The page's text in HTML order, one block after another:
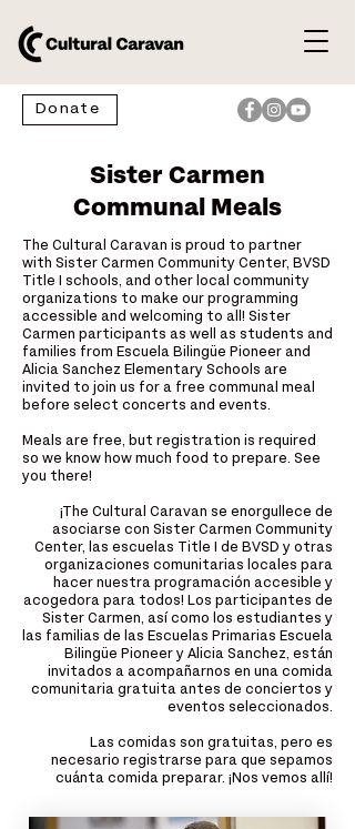
Donate
Sister Carmen
Communal Meals
The Cultural Caravan is proud to partner
with Sister Carmen Community Center, BVSD
Title I schools, and other local community
organizations to make our programming
accessible and welcoming to all! Sister
Carmen participants as well as students and
families from Escuela Bilingüe Pioneer and
Alicia Sanchez Elementary Schools are
invited to join us for a free communal meal
before select concerts and events.
Meals are free, but registration is required
so we know how much food to prepare. See
you there!
¡The Cultural Caravan se enorgullece de
asociarse con Sister Carmen Community
Center, las escuelas Title I de BVSD y otras
organizaciones comunitarias locales para
hacer nuestra programación accesible y
acogedora para todos! Los participantes de
Sister Carmen, así como los estudiantes y
las familias de las Escuelas Primarias Escuela
Bilingüe Pioneer y Alicia Sanchez, están
invitados a acompañarnos en una comida
comunitaria gratuita antes de conciertos y
eventos seleccionados.
Las comidas son gratuitas, pero es
necesario registrarse para que sepamos
cuánta comida preparar. ¡Nos vemos allí!